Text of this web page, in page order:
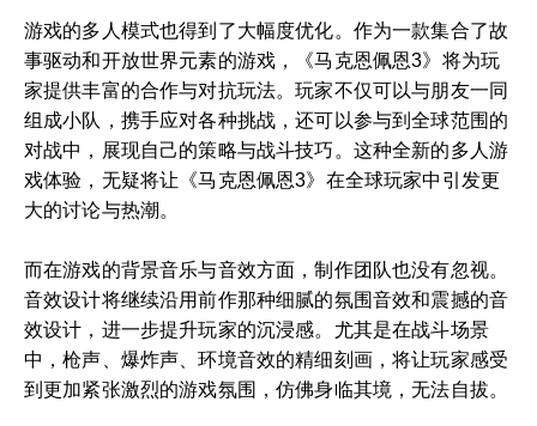
游戏的多人模式也得到了大幅度优化。作为一款集合了故
事驱动和开放世界元素的游戏，《马克恩佩恩3》将为玩
家提供丰富的合作与对抗玩法。玩家不仅可以与朋友一同
组成小队，携手应对各种挑战，还可以参与到全球范围的
对战中，展现自己的策略与战斗技巧。这种全新的多人游
戏体验，无疑将让《马克恩佩恩3》在全球玩家中引发更
大的讨论与热潮。
而在游戏的背景音乐与音效方面，制作团队也没有忽视。
音效设计将继续沿用前作那种细腻的氛围音效和震撼的音
效设计，进一步提升玩家的沉浸感。尤其是在战斗场景
中，枪声、爆炸声、环境音效的精细刻画，将让玩家感受
到更加紧张激烈的游戏氛围，仿佛身临其境，无法自拔。